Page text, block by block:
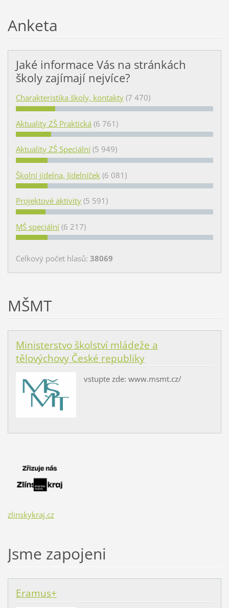
Anketa
Jaké informace Vás na stránkách
školy zajímají nejvíce?
Charakteristika školy, kontakty (7 470)
Aktuality ZŠ Praktická (6 761)
Aktuality ZŠ Speciální (5 949)
Školní jídelna, Jídelníček (6 081)
Projektové aktivity (5 591)
MŠ speciální (6 217)
Celkový počet hlasů: 38069
MŠMT
Ministerstvo školství mládeže a
tělovýchovy České republiky
vstupte zde: www.msmt.cz/
zlinskykraj.cz
Jsme zapojeni
Eramus+